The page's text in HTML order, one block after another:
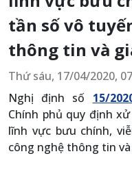
tần số vô
thông tin và
Thứ sáu, 17/04/2020,
Nghị định số 15/
Chính phủ quy định
lĩnh vực bưu chính,
công nghệ thông tin